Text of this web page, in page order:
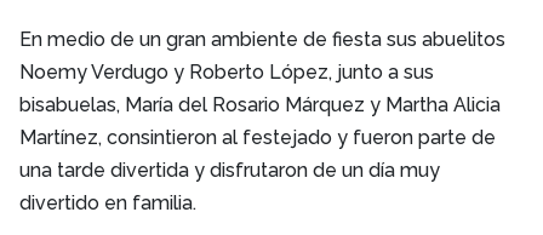
En medio de un gran ambiente de fiesta sus abuelitos
Noemy Verdugo y Roberto López, junto a sus
bisabuelas, María del Rosario Márquez y Martha Alicia
Martínez, consintieron al festejado y fueron parte de
una tarde divertida y disfrutaron de un día muy
divertido en familia.